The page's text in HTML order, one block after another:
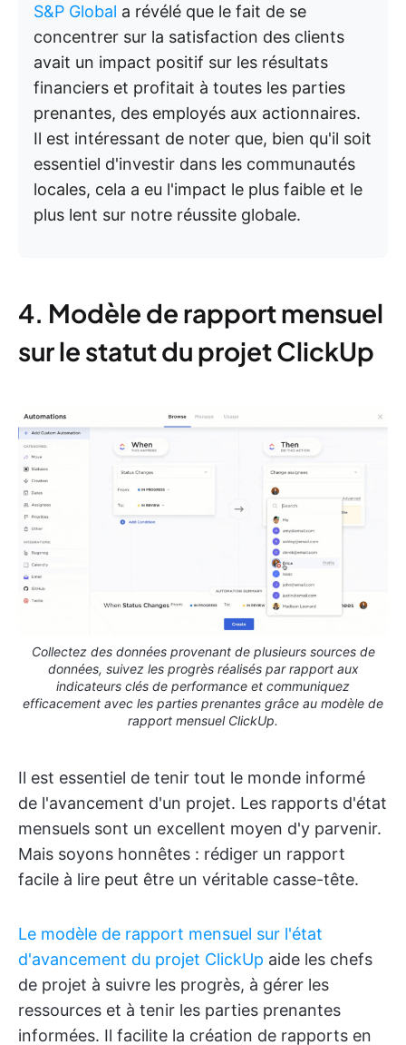
S&P Global a révélé que le fait de se
concentrer sur la satisfaction des clients
avait un impact positif sur les résultats
financiers et profitait à toutes les parties
prenantes, des employés aux actionnaires.
Il est intéressant de noter que, bien qu'il soit
essentiel d'investir dans les communautés
locales, cela a eu l'impact le plus faible et le
plus lent sur notre réussite globale.
4. Modèle de rapport mensuel
sur le statut du projet ClickUp
Collectez des données provenant de plusieurs sources de
données, suivez les progrès réalisés par rapport aux
indicateurs clés de performance et communiquez
efficacement avec les parties prenantes grâce au modèle de
rapport mensuel ClickUp.
Il est essentiel de tenir tout le monde informé
de l'avancement d'un projet. Les rapports d'état
mensuels sont un excellent moyen d'y parvenir.
Mais soyons honnêtes : rédiger un rapport
facile à lire peut être un véritable casse-tête.
Le modèle de rapport mensuel sur l'état
d'avancement du projet ClickUp aide les chefs
de projet à suivre les progrès, à gérer les
ressources et à tenir les parties prenantes
informées. Il facilite la création de rapports en